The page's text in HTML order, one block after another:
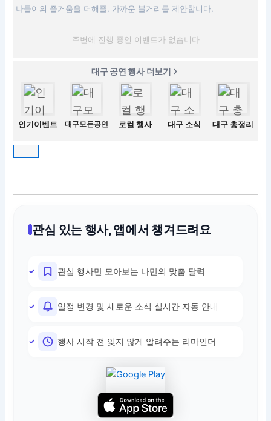
나들이의 즐거움을 더해줄, 가까운 볼거리를 제안합니다.
주변에 진행 중인 이벤트가 없습니다
대구 공연 행사 더보기
인기이벤트 대구모든공연 로컬 행사 대구 소식 대구 총정리
관심 있는 행사, 앱에서 챙겨드려요
관심 행사만 모아보는 나만의 맞춤 달력
일정 변경 및 새로운 소식 실시간 자동 안내
행사 시작 전 잊지 않게 알려주는 리마인더